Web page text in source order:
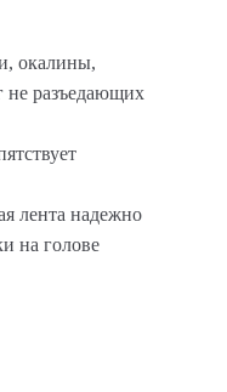
окалины,
не разъедающих
лента надежно
на голове